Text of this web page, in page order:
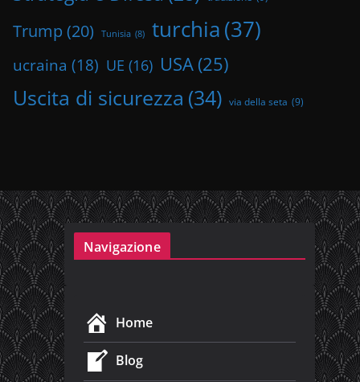
Trump (20) Tunisia (8) turchia(37)
ucraina (18) UE (16) USA (25)
Uscita di sicurezza (34) via della seta (9)
Navigazione
Home
Blog